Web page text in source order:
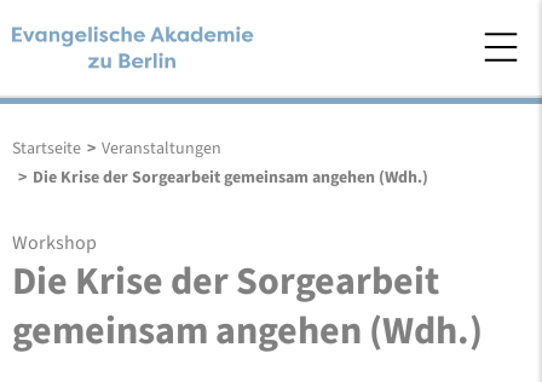
Startseite > Veranstaltungen
> Die Krise der Sorgearbeit gemeinsam angehen (Wdh.)
Workshop
Die Krise der Sorgearbeit
gemeinsam angehen (Wdh.)